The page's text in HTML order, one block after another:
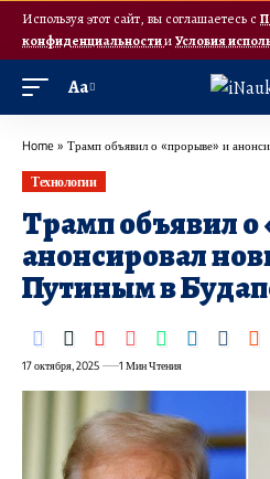
Используя этот сайт, вы соглашаетесь с
конфиденциальностииУсловия
Аа
Home » Трамп объявил о «прорыве» и
Технологии
Трамп объявил о
анонсировал
Путиным в
17 октября, 2025 1 Мин Чтения